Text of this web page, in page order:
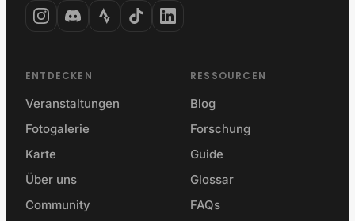
ENTDECKEN
Veranstaltungen
Fotogalerie
Karte
Über uns
Community
RESSOURCEN
Blog
Forschung
Guide
Glossar
FAQs